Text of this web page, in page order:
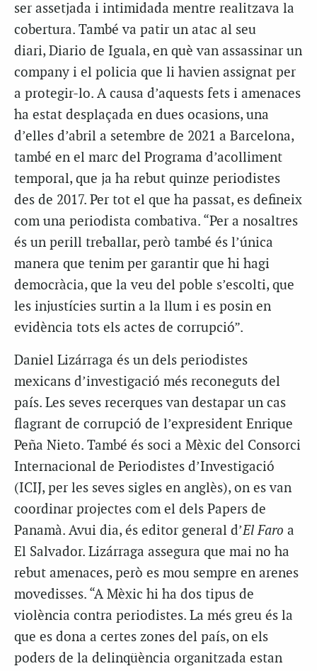
ser assetjada i intimidada mentre realitzava la
cobertura. També va patir un atac al seu
diari, Diario de Iguala, en què van assassinar un
company i el policia que li havien assignat per
a protegir-lo. A causa d’aquests fets i amenaces
ha estat desplaçada en dues ocasions, una
d’elles d’abril a setembre de 2021 a Barcelona,
també en el marc del Programa d’acolliment
temporal, que ja ha rebut quinze periodistes
des de 2017. Per tot el que ha passat, es defineix
com una periodista combativa. “Per a nosaltres
és un perill treballar, però també és l’única
manera que tenim per garantir que hi hagi
democràcia, que la veu del poble s’escolti, que
les injustícies surtin a la llum i es posin en
evidència tots els actes de corrupció”.
Daniel Lizárraga és un dels periodistes
mexicans d’investigació més reconeguts del
país. Les seves recerques van destapar un cas
flagrant de corrupció de l’expresident Enrique
Peña Nieto. També és soci a Mèxic del Consorci
Internacional de Periodistes d’Investigació
(ICIJ, per les seves sigles en anglès), on es van
coordinar projectes com el dels Papers de
Panamà. Avui dia, és editor general d’El Faro a
El Salvador. Lizárraga assegura que mai no ha
rebut amenaces, però es mou sempre en arenes
movedisses. “A Mèxic hi ha dos tipus de
violència contra periodistes. La més greu és la
que es dona a certes zones del país, on els
poders de la delinqüència organitzada estan